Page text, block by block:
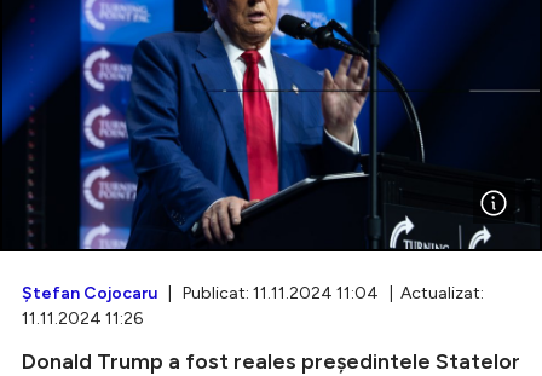
Intră în cont
Creează cont
Ştefan Cojocaru | Publicat: 11.11.2024 11:04 | Actualizat:
11.11.2024 11:26
Donald Trump a fost reales președintele Statelor